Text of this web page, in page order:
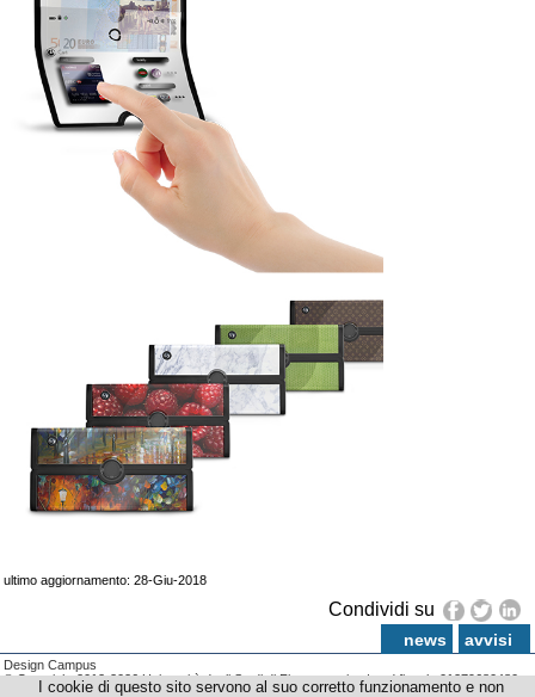
ultimo aggiornamento: 28-Giu-2018
Condividi su
news avvisi
Design Campus
© Copyright 2012-2026 Università degli Studi di Firenze - p.iva | cod.fiscale 01279680480
I cookie di questo sito servono al suo corretto funzionamento e non